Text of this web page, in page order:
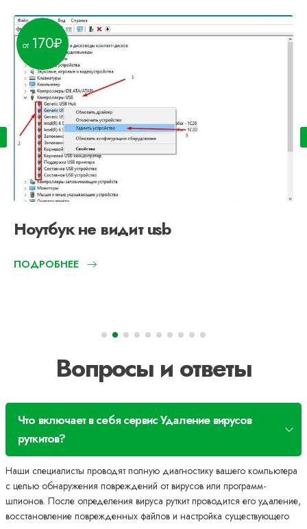
Ноутбук не видит usb
170
ПОДРОБНЕЕ
Вопросы и ответы
Что включает в себя сервис Удаление вирусов
руткитов?
Наши специалисты проводят полную диагностику вашего компьютера
с целью обнаружения повреждений от вирусов или программ-
шпионов. После определения вируса руткит проводится его удаление,
восстановление поврежденных файлов и настройка существующего